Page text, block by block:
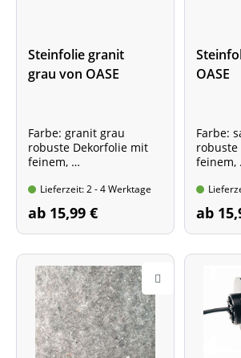
Steinfolie granit
grau von OASE
Farbe: granit grau
robuste Dekorfolie mit
feinem,
Preis gilt für 1 Laufmeter
Lieferzeit: 2 - 4 Werktage
ab 15,99 €
OASE
Farbe:
feinem,
Preis
ab